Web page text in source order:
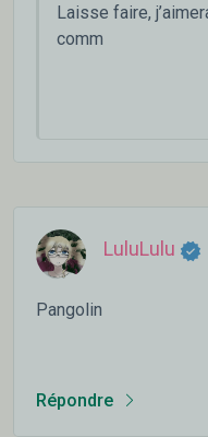
Laisse faire,
comm
LuluLulu
Pangolin
Répondre